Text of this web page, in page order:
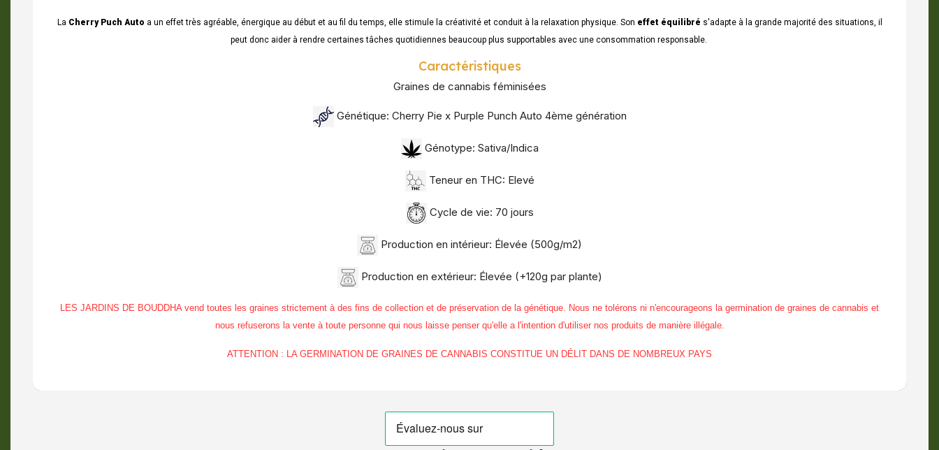
La Cherry Puch Auto a un effet très agréable, énergique au début et au fil du temps, elle stimule la créativité et conduit à la relaxation physique. Son effet équilibré s'adapte à la grande majorité des situations, il
peut donc aider à rendre certaines tâches quotidiennes beaucoup plus supportables avec une consommation responsable.
Caractéristiques
Graines de cannabis féminisées
Génétique: Cherry Pie x Purple Punch Auto 4ème génération
Génotype: Sativa/Indica
Teneur en THC: Elevé
Cycle de vie: 70 jours
Production en intérieur: Élevée (500g/m2)
Production en extérieur: Élevée (+120g par plante)
LES JARDINS DE BOUDDHA vend toutes les graines strictement à des fins de collection et de préservation de la génétique. Nous ne tolérons ni n'encourageons la germination de graines de cannabis et
nous refuserons la vente à toute personne qui nous laisse penser qu'elle a l'intention d'utiliser nos produits de manière illégale.
ATTENTION : LA GERMINATION DE GRAINES DE CANNABIS CONSTITUE UN DÉLIT DANS DE NOMBREUX PAYS